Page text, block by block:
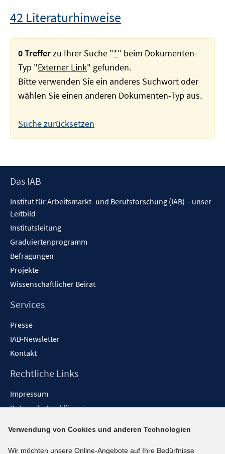
42 Literaturhinweise
0 Trefferzu Ihrer Suche "*" beim Dokumenten-
Typ "Externer Link" gefunden.
Bitte verwenden Sie ein anderes Suchwort oder
wählen Sie einen anderen Dokumenten-Typ aus.
Suche zurücksetzen
Footer
Das IAB
Institut für Arbeitsmarkt- und Berufsforschung (IAB) – unser
Leitbild
Institutsleitung
Graduiertenprogramm
Befragungen
Projekte
Wissenschaftlicher Beirat
Services
Presse
IAB-Newsletter
Kontakt
Rechtliche Links
Impressum
Datenschutzerklärung
Barrieren melden
Verwendung von Cookies und anderen Technologien
Wir möchten unsere Online-Angebote auf Ihre Bedürfnisse